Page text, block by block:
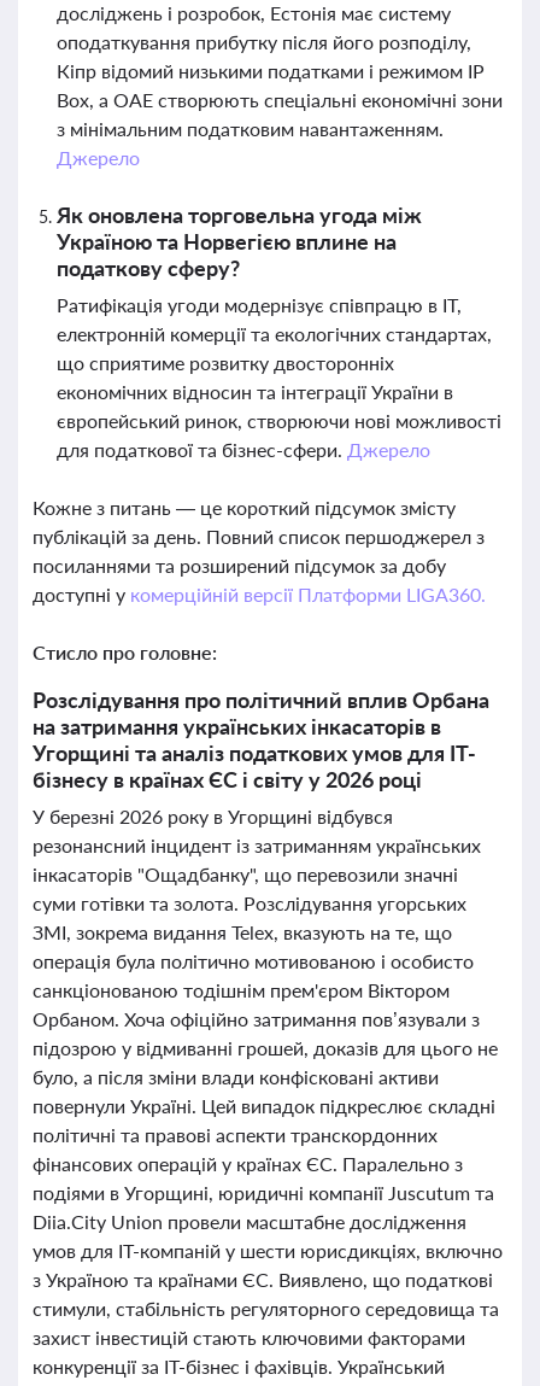
досліджень і розробок, Естонія має систему
оподаткування прибутку після його розподілу,
Кіпр відомий низькими податками і режимом IP
Box, а ОАЕ створюють спеціальні економічні зони
з мінімальним податковим навантаженням.
Джерело
Як оновлена торговельна угода між
Україною та Норвегією вплине на
податкову сферу?
Ратифікація угоди модернізує співпрацю в ІТ,
електронній комерції та екологічних стандартах,
що сприятиме розвитку двосторонніх
економічних відносин та інтеграції України в
європейський ринок, створюючи нові можливості
для податкової та бізнес-сфери. Джерело
Кожне з питань — це короткий підсумок змісту
публікацій за день. Повний список першоджерел з
посиланнями та розширений підсумок за добу
доступні у комерційній версії Платформи LIGA360.
Стисло про головне:
Розслідування про політичний вплив Орбана
на затримання українських інкасаторів в
Угорщині та аналіз податкових умов для IT-
бізнесу в країнах ЄС і світу у 2026 році
У березні 2026 року в Угорщині відбувся
резонансний інцидент із затриманням українських
інкасаторів "Ощадбанку", що перевозили значні
суми готівки та золота. Розслідування угорських
ЗМІ, зокрема видання Telex, вказують на те, що
операція була політично мотивованою і особисто
санкціонованою тодішнім прем'єром Віктором
Орбаном. Хоча офіційно затримання пов’язували з
підозрою у відмиванні грошей, доказів для цього не
було, а після зміни влади конфісковані активи
повернули Україні. Цей випадок підкреслює складні
політичні та правові аспекти транскордонних
фінансових операцій у країнах ЄС. Паралельно з
подіями в Угорщині, юридичні компанії Juscutum та
Diia.City Union провели масштабне дослідження
умов для IT-компаній у шести юрисдикціях, включно
з Україною та країнами ЄС. Виявлено, що податкові
стимули, стабільність регуляторного середовища та
захист інвестицій стають ключовими факторами
конкуренції за IT-бізнес і фахівців. Український